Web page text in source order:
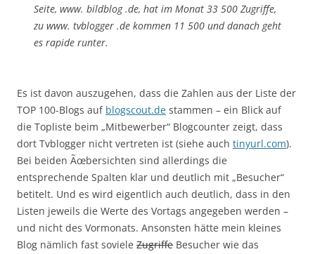
Seite, www. bildblog .de, hat im Monat 33 500 Zugriffe,
zu www. tvblogger .de kommen 11 500 und danach geht
es rapide runter.
Es ist davon auszugehen, dass die Zahlen aus der Liste der
TOP 100-Blogs auf blogscout.de stammen – ein Blick auf
die Topliste beim „Mitbewerber“ Blogcounter zeigt, dass
dort Tvblogger nicht vertreten ist (siehe auch tinyurl.com).
Bei beiden Ãœbersichten sind allerdings die
entsprechende Spalten klar und deutlich mit „Besucher“
betitelt. Und es wird eigentlich auch deutlich, dass in den
Listen jeweils die Werte des Vortags angegeben werden –
und nicht des Vormonats. Ansonsten hätte mein kleines
Blog nämlich fast soviele Zugriffe Besucher wie das